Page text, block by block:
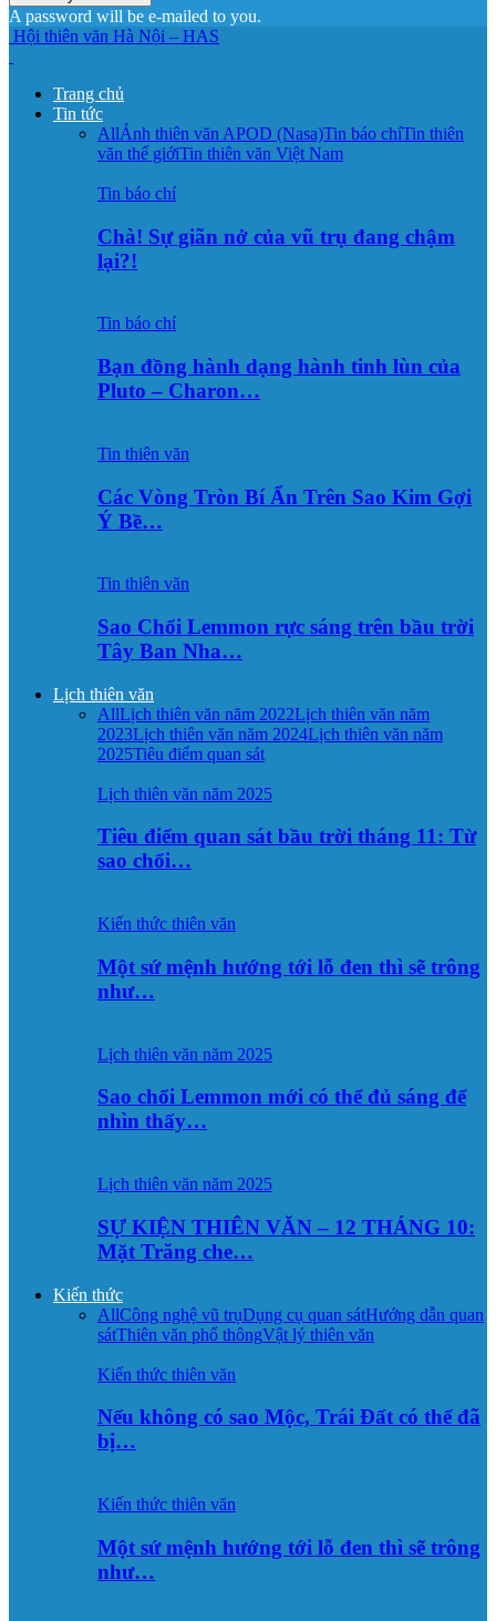
A password will be e-mailed to you.
Hội thiên văn Hà Nội – HAS
Trang chủ
Tin tức
AllẢnh thiên văn APOD (Nasa)Tin báo chíTin thiên
văn thế giớiTin thiên văn Việt Nam
Tin báo chí
Chà! Sự giãn nở của vũ trụ đang chậm
lại?!
Tin báo chí
Bạn đồng hành dạng hành tinh lùn của
Pluto – Charon…
Tin thiên văn
Các Vòng Tròn Bí Ẩn Trên Sao Kim Gợi
Ý Bề…
Tin thiên văn
Sao Chổi Lemmon rực sáng trên bầu trời
Tây Ban Nha…
Lịch thiên văn
AllLịch thiên văn năm 2022Lịch thiên văn năm
2023Lịch thiên văn năm 2024Lịch thiên văn năm
2025Tiêu điểm quan sát
Lịch thiên văn năm 2025
Tiêu điểm quan sát bầu trời tháng 11: Từ
sao chổi…
Kiến thức thiên văn
Một sứ mệnh hướng tới lỗ đen thì sẽ trông
như…
Lịch thiên văn năm 2025
Sao chổi Lemmon mới có thể đủ sáng để
nhìn thấy…
Lịch thiên văn năm 2025
SỰ KIỆN THIÊN VĂN – 12 THÁNG 10:
Mặt Trăng che…
Kiến thức
AllCông nghệ vũ trụDụng cụ quan sátHướng dẫn quan
sátThiên văn phổ thôngVật lý thiên văn
Kiến thức thiên văn
Nếu không có sao Mộc, Trái Đất có thể đã
bị…
Kiến thức thiên văn
Một sứ mệnh hướng tới lỗ đen thì sẽ trông
như…